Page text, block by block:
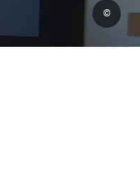
©